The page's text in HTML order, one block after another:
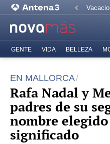
GENTE VIDA BELLEZA
EN MALLORCA
Rafa Nadal y
padres de su
nombre
significado